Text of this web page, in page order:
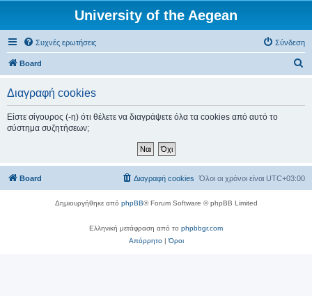
University of the Aegean
Συχνές ερωτήσεις Σύνδεση
Board
σ
Διαγραφή cookies
Είστε σίγουρος (-η) ότι θέλετε να διαγράψετε όλα τα cookies από αυτό το
σύστημα συζητήσεων;
Board Όλοι οι χρόνοι είναι UTC+03:00
Διαγραφή cookies
Δημιουργήθηκε από phpBB® Forum Software © phpBB Limited
Ελληνική μετάφραση από το phpbbgr.com
Απόρρητο|Όροι